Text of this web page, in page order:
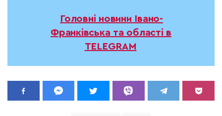
Головні новини Івано-
Франківська та області в
TELEGRAM